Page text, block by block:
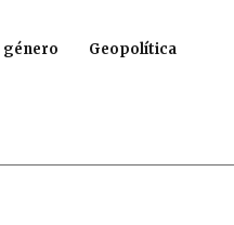
género Geopolítica